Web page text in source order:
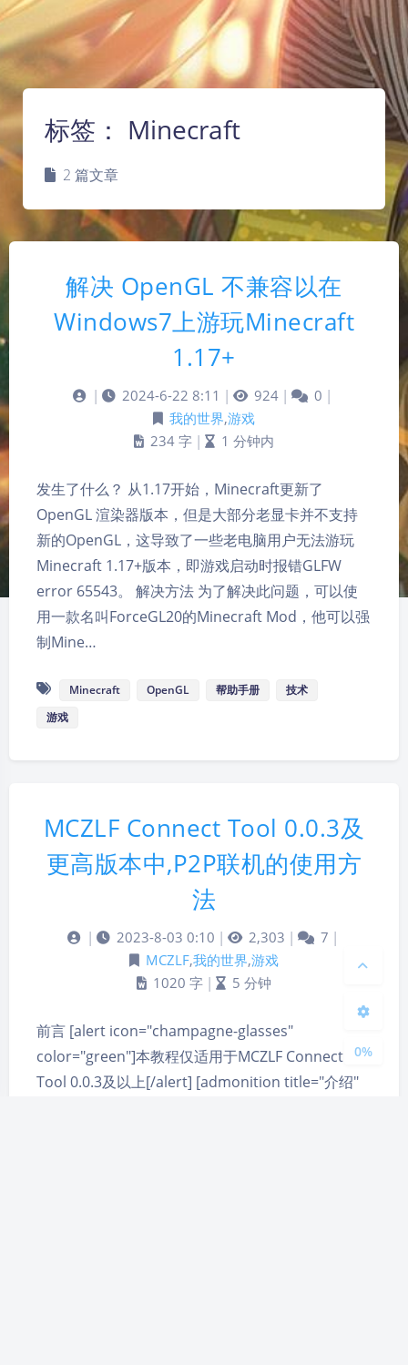
夜间模式
浅阴影 深阴影
关闭 日落
0%
标签： Minecraft
2 篇文章
解决 OpenGL 不兼容以在
Windows7上游玩Minecraft
1.17+
| 2024-6-22 8:11 | 924 | 0 |
我的世界,游戏
234 字 | 1 分钟内
发生了什么？ 从1.17开始，Minecraft更新了
OpenGL 渲染器版本，但是大部分老显卡并不支持
新的OpenGL，这导致了一些老电脑用户无法游玩
Minecraft 1.17+版本，即游戏启动时报错GLFW
error 65543。 解决方法 为了解决此问题，可以使
用一款名叫ForceGL20的Minecraft Mod，他可以强
制Mine…
Minecraft OpenGL 帮助手册
技术
游戏
MCZLF Connect Tool 0.0.3及
更高版本中,P2P联机的使用方
法
| 2023-8-03 0:10 | 2,303 | 7 |
MCZLF,我的世界,游戏
1020 字 | 5 分钟
前言 [alert icon="champagne-glasses"
color="green"]本教程仅适用于MCZLF Connect
Tool 0.0.3及以上[/alert] [admonition title="介绍"